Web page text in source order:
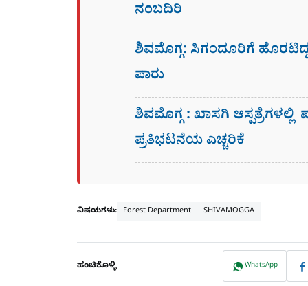
ನಂಬದಿರಿ
ಶಿವಮೊಗ್ಗ: ಸಿಗಂದೂರಿಗೆ
ಪಾರು
ಶಿವಮೊಗ್ಗ : ಖಾಸಗಿ ಆಸ್ಪತ್ರೆಗಳಲ್ಲಿ
ಪ್ರತಿಭಟನೆಯ ಎಚ್ಚರಿಕೆ
ವಿಷಯಗಳು: Forest Department SHIVAMOGGA
ಹಂಚಿಕೊಳ್ಳಿ WhatsApp